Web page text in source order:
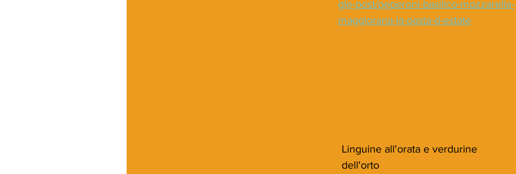
gle-post/peperoni-basilico-mozzarella-
maggiorana-la-pasta-d-estate
Linguine all'orata e verdurine
dell'orto